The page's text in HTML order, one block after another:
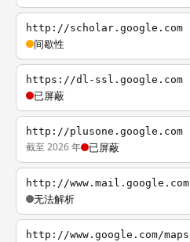
http://scholar.google.com
间歇性
https://dl-ssl.google.com
已屏蔽
http://plusone.google.com
截至 2026 年 已屏蔽
http://www.mail.google.com
无法解析
http://www.google.com/maps